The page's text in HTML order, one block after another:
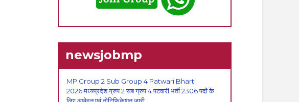
newsjobmp
MP Group 2 Sub Group 4 Patwari Bharti
2026:मध्यप्रदेश ग्रुप 2 सब ग्रुप 4 पटवारी भर्ती 2306 पदों के